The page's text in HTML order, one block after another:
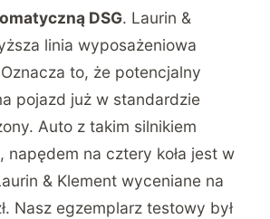
DSG. Laurin &
linia wyposażeniowa
to, że potencjalny
pojazd już w standardzie
Auto z takim silnikiem
napędem na cztery koła jest w
& Klement wyceniane na
Nasz egzemplarz testowy był